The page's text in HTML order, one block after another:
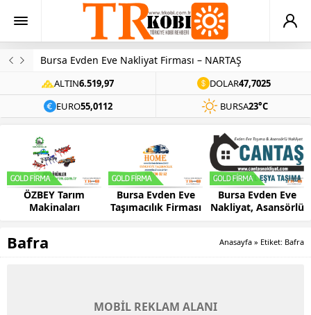
Bursa Evden Eve Nakliyat Firması – NARTAŞ
ALTIN6.519,97 DOLAR47,7025
EURO55,0112 BURSA23°C
ÖZBEY Tarım
Makinaları
Bursa Evden Eve
Taşımacılık Firması
Bursa Evden Eve
Nakliyat, Asansörlü
Bafra Anasayfa » Etiket: Bafra
MOBİL REKLAM ALANI